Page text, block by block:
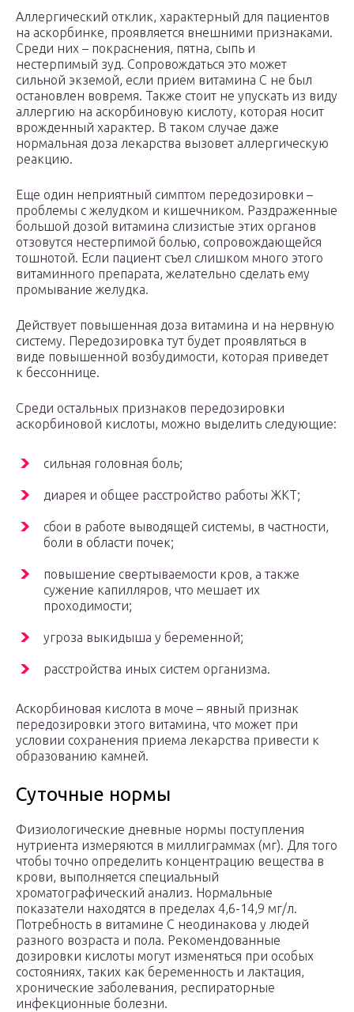
Аллергический отклик, характерный для пациентов
на аскорбинке, проявляется внешними признаками.
Среди них – покраснения, пятна, сыпь и
нестерпимый зуд. Сопровождаться это может
сильной экземой, если прием витамина С не был
остановлен вовремя. Также стоит не упускать из виду
аллергию на аскорбиновую кислоту, которая носит
врожденный характер. В таком случае даже
нормальная доза лекарства вызовет аллергическую
реакцию.
Еще один неприятный симптом передозировки –
проблемы с желудком и кишечником. Раздраженные
большой дозой витамина слизистые этих органов
отзовутся нестерпимой болью, сопровождающейся
тошнотой. Если пациент съел слишком много этого
витаминного препарата, желательно сделать ему
промывание желудка.
Действует повышенная доза витамина и на нервную
систему. Передозировка тут будет проявляться в
виде повышенной возбудимости, которая приведет
к бессоннице.
Среди остальных признаков передозировки
аскорбиновой кислоты, можно выделить следующие:
сильная головная боль;
диарея и общее расстройство работы ЖКТ;
сбои в работе выводящей системы, в частности,
боли в области почек;
повышение свертываемости кров, а также
сужение капилляров, что мешает их
проходимости;
угроза выкидыша у беременной;
расстройства иных систем организма.
Аскорбиновая кислота в моче – явный признак
передозировки этого витамина, что может при
условии сохранения приема лекарства привести к
образованию камней.
Суточные нормы
Физиологические дневные нормы поступления
нутриента измеряются в миллиграммах (мг). Для того
чтобы точно определить концентрацию вещества в
крови, выполняется специальный
хроматографический анализ. Нормальные
показатели находятся в пределах 4,6-14,9 мг/л.
Потребность в витамине С неодинакова у людей
разного возраста и пола. Рекомендованные
дозировки кислоты могут изменяться при особых
состояниях, таких как беременность и лактация,
хронические заболевания, респираторные
инфекционные болезни.